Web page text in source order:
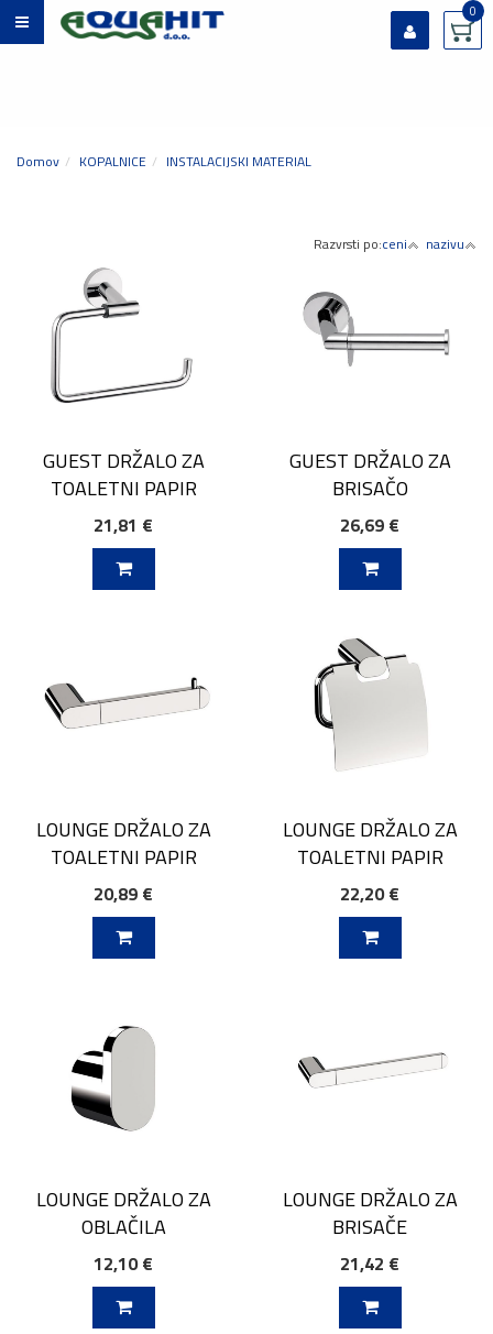
0
Domov KOPALNICE INSTALACIJSKI MATERIAL
Razvrsti po:ceni nazivu
GUEST DRŽALO ZA
TOALETNI PAPIR
21,81 €
GUEST DRŽALO ZA
BRISAČO
26,69 €
LOUNGE DRŽALO ZA
TOALETNI PAPIR
20,89 €
LOUNGE DRŽALO ZA
TOALETNI PAPIR
22,20 €
LOUNGE DRŽALO ZA
OBLAČILA
12,10 €
LOUNGE DRŽALO ZA
BRISAČE
21,42 €